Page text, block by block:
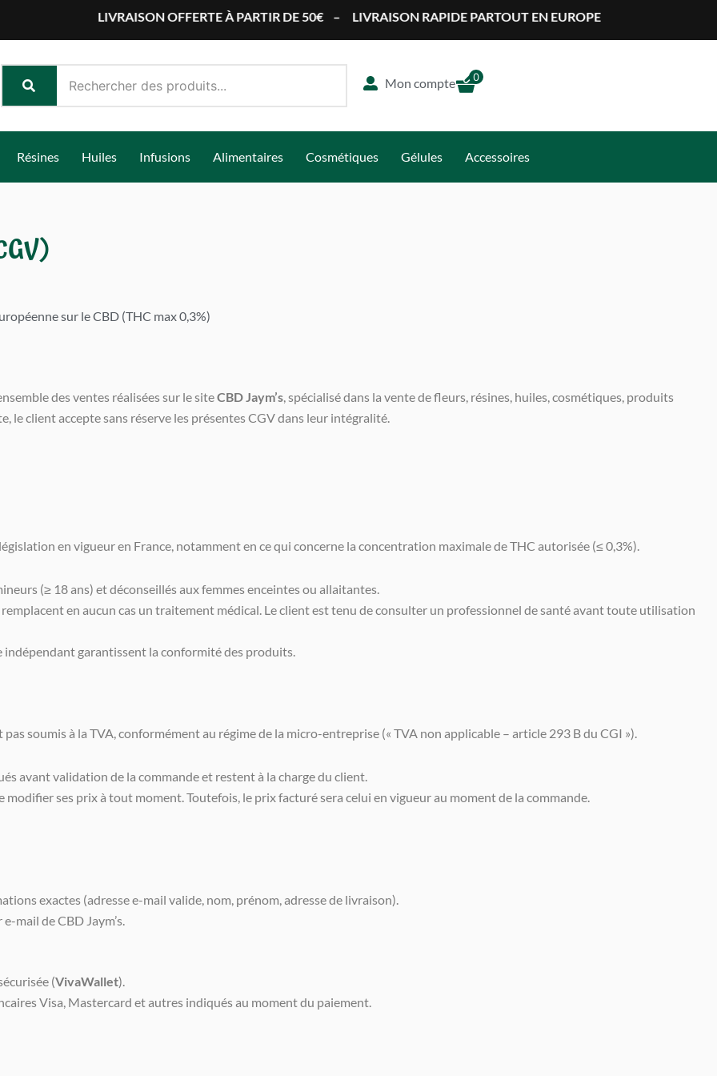
LIVRAISON OFFERTE À PARTIR DE 50€ – LIVRAISON RAPIDE PARTOUT EN EUROPE
Mon compte 0
Résines Huiles Infusions Alimentaires Cosmétiques Gélules Accessoires
sur le CBD (THC max 0,3%)
des ventes réalisées sur le siteCBD Jaym’s, spécialisé dans la vente de fleurs, résines, huiles, cosmétiques, produits
le client accepte sans réserve les présentes CGV dans leur intégralité.
en vigueur en France, notamment en ce qui concerne la concentration maximale de THC autorisée (≤ 0,3%).
(≥ 18 ans) et déconseillés aux femmes enceintes ou allaitantes.
en aucun cas un traitement médical. Le client est tenu de consulter un professionnel de santé avant toute utilisation
garantissent la conformité des produits.
soumis à la TVA, conformément au régime de la micro-entreprise (« TVA non applicable – article 293 B du CGI »).
avant validation de la commande et restent à la charge du client.
modifier ses prix à tout moment. Toutefois, le prix facturé sera celui en vigueur au moment de la commande.
exactes (adresse e-mail valide, nom, prénom, adresse de livraison).
mail de CBD Jaym’s.
(VivaWallet).
Visa, Mastercard et autres indiqués au moment du paiement.